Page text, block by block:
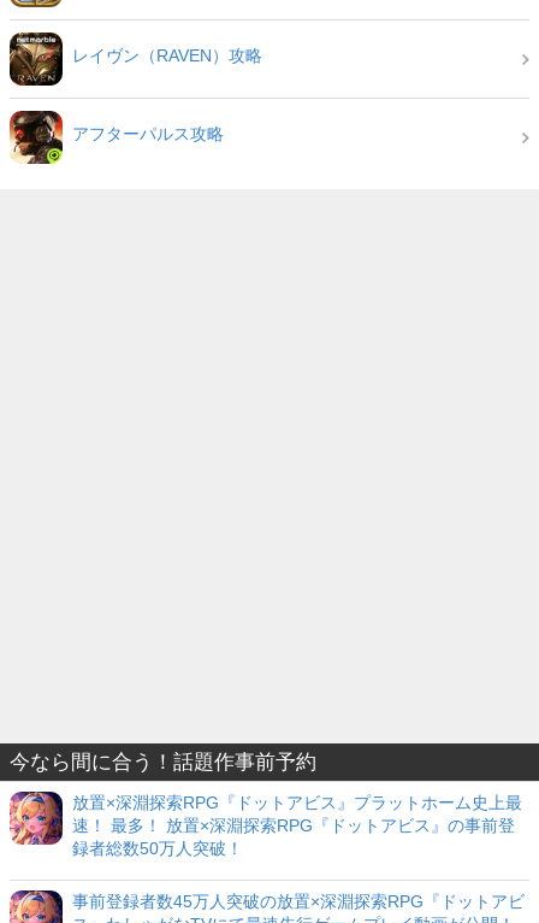
レイヴン（RAVEN）攻略
アフターパルス攻略
今なら間に合う！話題作事前予約
放置×深淵探索RPG『ドットアビス』プラットホーム史上最
速！ 最多！ 放置×深淵探索RPG『ドットアビス』の事前登
録者総数50万人突破！
事前登録者数45万人突破の放置×深淵探索RPG『ドットアビ